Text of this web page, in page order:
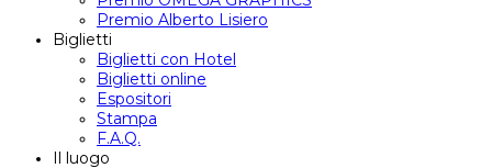
Premio Alberto Lisiero
Biglietti
Biglietti con Hotel
Biglietti online
Espositori
Stampa
F.A.Q.
Il luogo